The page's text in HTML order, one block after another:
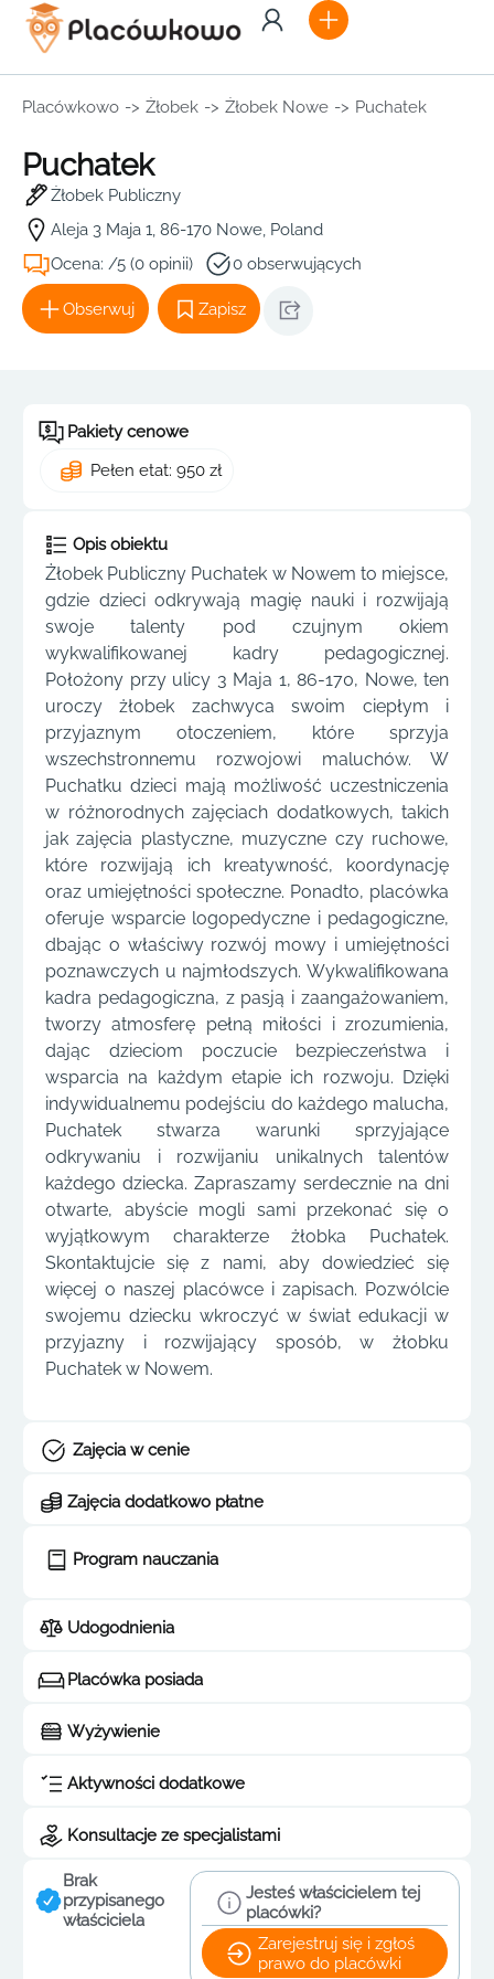
Placówkowo -> Żłobek -> Żłobek Nowe -> Puchatek
Puchatek
Żłobek Publiczny
Aleja 3 Maja 1, 86-170 Nowe, Poland
Ocena: /5 (0 opinii)
0 obserwujących
Obserwuj Zapisz
Pakiety cenowe
Pełen etat: 950 zł
Opis obiektu
Żłobek Publiczny Puchatek w Nowem to miejsce,
gdzie dzieci odkrywają magię nauki i rozwijają
swoje talenty pod czujnym okiem
wykwalifikowanej kadry pedagogicznej.
Położony przy ulicy 3 Maja 1, 86-170, Nowe, ten
uroczy żłobek zachwyca swoim ciepłym i
przyjaznym otoczeniem, które sprzyja
wszechstronnemu rozwojowi maluchów. W
Puchatku dzieci mają możliwość uczestniczenia
w różnorodnych zajęciach dodatkowych, takich
jak zajęcia plastyczne, muzyczne czy ruchowe,
które rozwijają ich kreatywność, koordynację
oraz umiejętności społeczne. Ponadto, placówka
oferuje wsparcie logopedyczne i pedagogiczne,
dbając o właściwy rozwój mowy i umiejętności
poznawczych u najmłodszych. Wykwalifikowana
kadra pedagogiczna, z pasją i zaangażowaniem,
tworzy atmosferę pełną miłości i zrozumienia,
dając dzieciom poczucie bezpieczeństwa i
wsparcia na każdym etapie ich rozwoju. Dzięki
indywidualnemu podejściu do każdego malucha,
Puchatek stwarza warunki sprzyjające
odkrywaniu i rozwijaniu unikalnych talentów
każdego dziecka. Zapraszamy serdecznie na dni
otwarte, abyście mogli sami przekonać się o
wyjątkowym charakterze żłobka Puchatek.
Skontaktujcie się z nami, aby dowiedzieć się
więcej o naszej placówce i zapisach. Pozwólcie
swojemu dziecku wkroczyć w świat edukacji w
przyjazny i rozwijający sposób, w żłobku
Puchatek w Nowem.
Zajęcia w cenie
Zajęcia dodatkowo płatne
Program nauczania
Udogodnienia
Placówka posiada
Wyżywienie
Aktywności dodatkowe
Konsultacje ze specjalistami
Brak
przypisanego
właściciela
Jesteś właścicielem tej
placówki?
Zarejestruj się i zgłoś
prawo do placówki